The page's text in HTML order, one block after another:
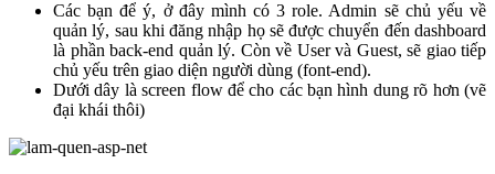
Các bạn để ý, ở đây mình có 3 role. Admin sẽ chủ yếu về
quản lý, sau khi đăng nhập họ sẽ được chuyển đến dashboard
là phần back-end quản lý. Còn về User và Guest, sẽ giao tiếp
chủ yếu trên giao diện người dùng (font-end).
Dưới dây là screen flow để cho các bạn hình dung rõ hơn (vẽ
đại khái thôi)